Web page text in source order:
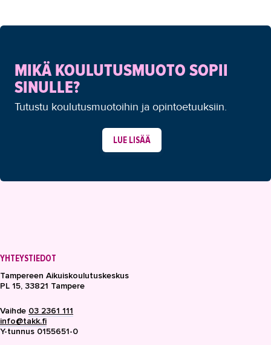
MIKÄ KOULUTUSMUOTO SOPII
SINULLE?
Tutustu koulutusmuotoihin ja opintoetuuksiin.
LUE LISÄÄ
YHTEYSTIEDOT
Tampereen Aikuiskoulutuskeskus
PL 15, 33821 Tampere
Vaihde 03 2361 111
info@takk.fi
Y-tunnus 0155651-0